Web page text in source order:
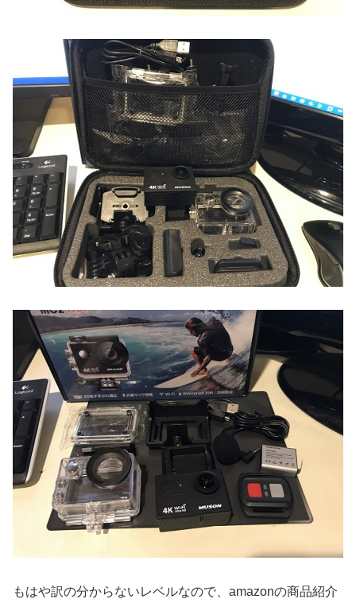
もはや訳の分からないレベルなので、amazonの商品紹介